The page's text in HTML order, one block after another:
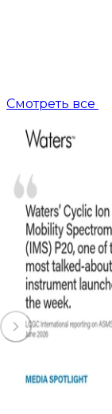
Смотреть все